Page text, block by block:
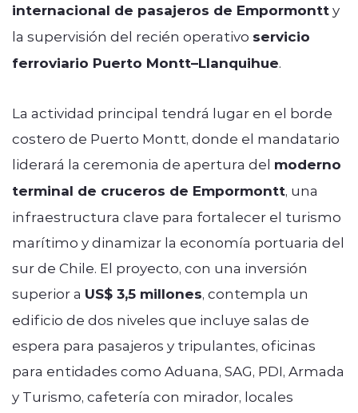
internacional de pasajeros de Empormontty
la supervisión del recién operativo servicio
ferroviario Puerto Montt–Llanquihue.
La actividad principal tendrá lugar en el borde
costero de Puerto Montt, donde el mandatario
liderará la ceremonia de apertura del moderno
terminal de cruceros de Empormontt, una
infraestructura clave para fortalecer el turismo
marítimo y dinamizar la economía portuaria del
sur de Chile. El proyecto, con una inversión
superior a US$ 3,5 millones, contempla un
edificio de dos niveles que incluye salas de
espera para pasajeros y tripulantes, oficinas
para entidades como Aduana, SAG, PDI, Armada
y Turismo, cafetería con mirador, locales